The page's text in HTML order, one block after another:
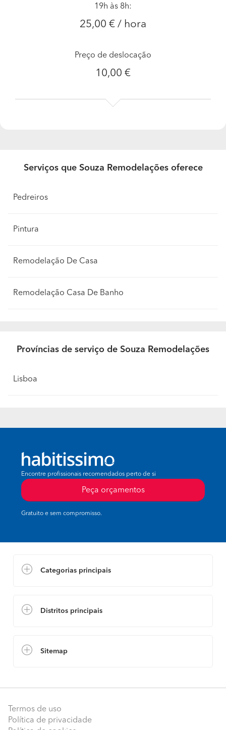
19h às 8h:
25,00 € / hora
Preço de deslocação
10,00 €
Serviços que Souza Remodelações oferece
Pedreiros
Pintura
Remodelação De Casa
Remodelação Casa De Banho
Províncias de serviço de Souza Remodelações
Lisboa
Encontre profissionais recomendados perto de si
Peça orçamentos
Gratuito e sem compromisso.
Categorias principais
Distritos principais
Sitemap
Termos de uso
Política de privacidade